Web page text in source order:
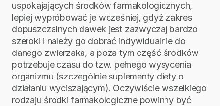
uspokajających środków farmakologicznych,
lepiej wypróbować je wcześniej, gdyż zakres
dopuszczalnych dawek jest zazwyczaj bardzo
szeroki i należy go dobrać indywidualnie do
danego zwierzaka, a poza tym część środków
potrzebuje czasu do tzw. pełnego wysycenia
organizmu (szczególnie suplementy diety o
działaniu wyciszającym). Oczywiście wszelkiego
rodzaju środki farmakologiczne powinny być